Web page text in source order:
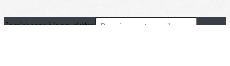
Je m'abonne à la newsletter